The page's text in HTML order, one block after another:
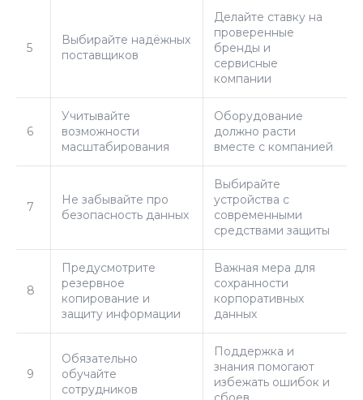
5
Выбирайте надёжных
поставщиков
Делайте ставку на
проверенные
бренды и
сервисные
компании
6
Учитывайте
возможности
масштабирования
Оборудование
должно расти
вместе с компанией
7
Не забывайте про
безопасность данных
Выбирайте
устройства с
современными
средствами защиты
8
Предусмотрите
резервное
копирование и
защиту информации
Важная мера для
сохранности
корпоративных
данных
9
Обязательно
обучайте
сотрудников
Поддержка и
знания помогают
избежать ошибок и